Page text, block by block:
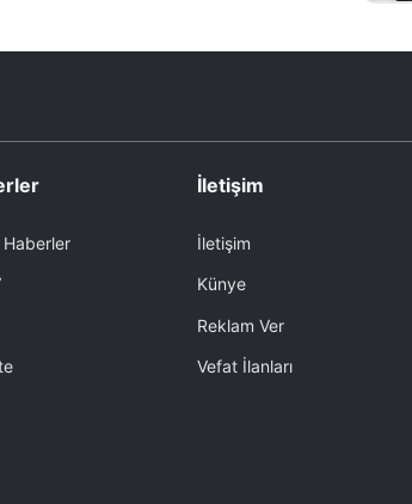
İletişim
İletişim
Künye
Reklam Ver
Vefat İlanları